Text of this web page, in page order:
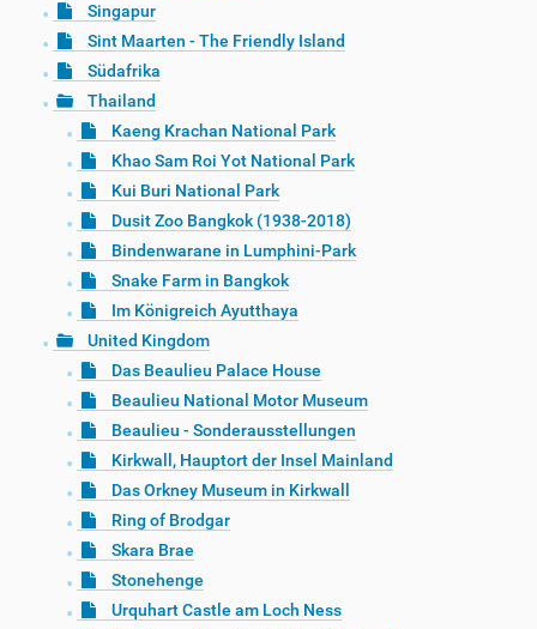
Singapur
Sint Maarten - The Friendly Island
Südafrika
Thailand
Kaeng Krachan National Park
Khao Sam Roi Yot National Park
Kui Buri National Park
Dusit Zoo Bangkok (1938-2018)
Bindenwarane in Lumphini-Park
Snake Farm in Bangkok
Im Königreich Ayutthaya
United Kingdom
Das Beaulieu Palace House
Beaulieu National Motor Museum
Beaulieu - Sonderausstellungen
Kirkwall, Hauptort der Insel Mainland
Das Orkney Museum in Kirkwall
Ring of Brodgar
Skara Brae
Stonehenge
Urquhart Castle am Loch Ness